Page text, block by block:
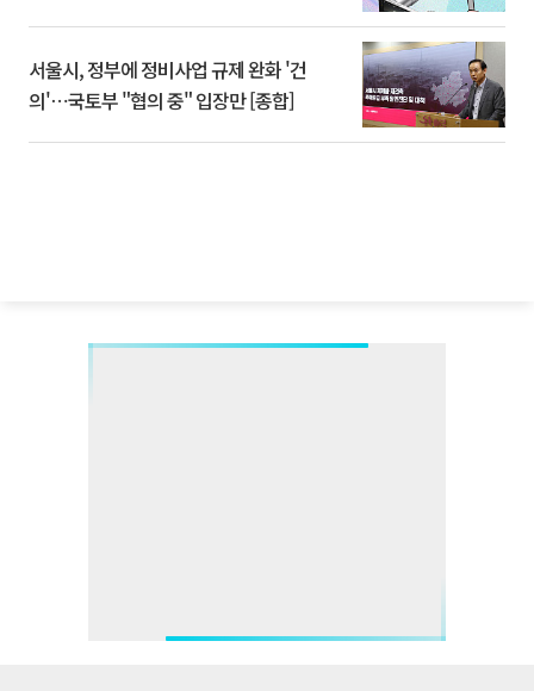
서울시, 정부에 정비사업 규제 완화 '건
의'⋯국토부 "협의 중" 입장만 [종합]